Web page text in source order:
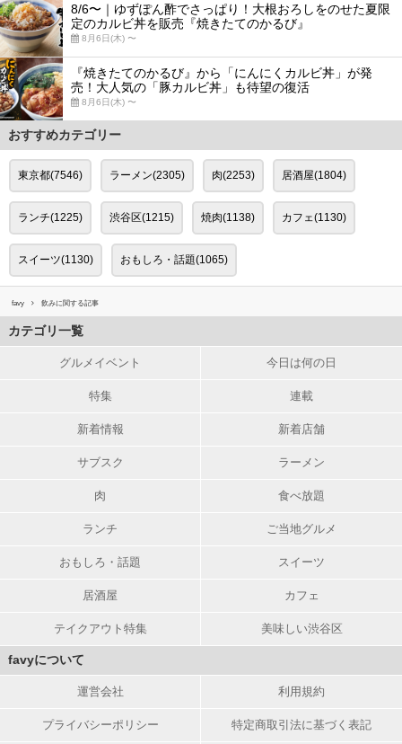
8/6〜｜ゆずぽん酢でさっぱり！大根おろしをのせた夏限
定のカルビ丼を販売『焼きたてのかるび』
8月6日(木) 〜
『焼きたてのかるび』から「にんにくカルビ丼」が発
売！大人気の「豚カルビ丼」も待望の復活
8月6日(木) 〜
おすすめカテゴリー
東京都(7546) ラーメン(2305) 肉(2253) 居酒屋(1804)
ランチ(1225) 渋谷区(1215) 焼肉(1138) カフェ(1130)
スイーツ(1130) おもしろ・話題(1065)
favy 飲みに関する記事
カテゴリ一覧
グルメイベント 今日は何の日
特集 連載
新着情報 新着店舗
サブスク ラーメン
肉 食べ放題
ランチ ご当地グルメ
おもしろ・話題 スイーツ
居酒屋 カフェ
テイクアウト特集 美味しい渋谷区
favyについて
運営会社 利用規約
プライバシーポリシー 特定商取引法に基づく表記